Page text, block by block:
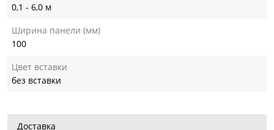
0,1 - 6,0 м
Ширина панели (мм)
100
Цвет вставки
без вставки
Доставка